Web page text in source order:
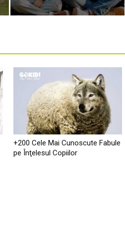
+200 Cele Mai Cunoscute Fabule
pe Înţelesul Copiilor